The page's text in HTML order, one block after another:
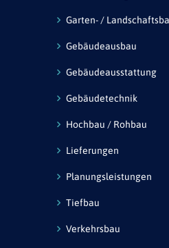
Garten- /
Gebäudeausbau
Gebäudeausstattung
Gebäudetechnik
Hochbau / Rohbau
Lieferungen
Planungsleistungen
Tiefbau
Verkehrsbau